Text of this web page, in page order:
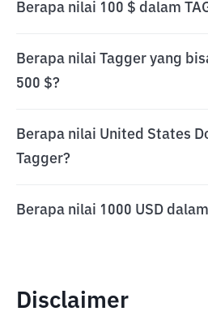
Berapa nilai 100 $ dalam
Berapa nilai Tagger yang
500 $?
Berapa nilai United States
Tagger?
Berapa nilai 1000 USD
Disclaimer